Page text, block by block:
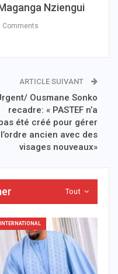
Nziengui
Comments
ARTICLE SUIVANT
Ousmane Sonko
recadre: « PASTEF n’a
été créé pour gérer
l’ordre ancien avec des
visages nouveaux»
Tout
INTERNATIONAL